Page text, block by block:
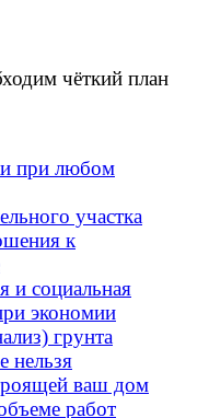
чёткий план
при любом
участка
к
и социальная
экономии
грунта
нельзя
ваш дом
работ